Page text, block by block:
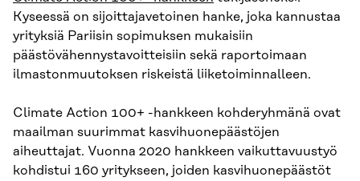
Kyseessä on sijoittajavetoinen hanke, joka kannustaa
yrityksiä Pariisin sopimuksen mukaisiin
päästövähennystavoitteisiin sekä raportoimaan
ilmastonmuutoksen riskeistä liiketoiminnalleen.
Climate Action 100+ -hankkeen kohderyhmänä ovat
maailman suurimmat kasvihuonepäästöjen
aiheuttajat. Vuonna 2020 hankkeen vaikuttavuustyö
kohdistui 160 yritykseen, joiden kasvihuonepäästöt